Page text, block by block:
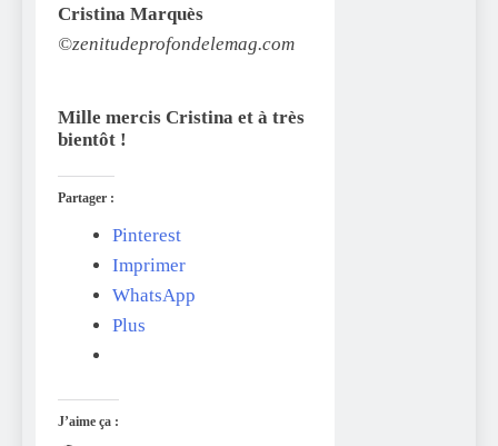
Cristina Marquès
©zenitudeprofondelemag.com
Mille mercis Cristina et à très
bientôt !
Partager :
Pinterest
Imprimer
WhatsApp
Plus
J’aime ça :